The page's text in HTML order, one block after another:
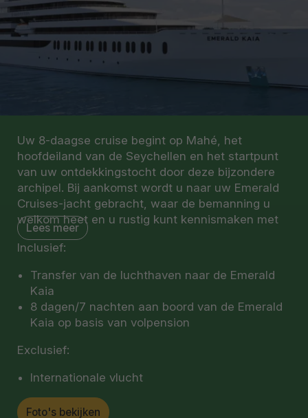
Uw 8-daagse cruise begint op Mahé, het
hoofdeiland van de Seychellen en het startpunt
van uw ontdekkingstocht door deze bijzondere
archipel. Bij aankomst wordt u naar uw Emerald
Cruises-jacht gebracht, waar de bemanning u
welkom heet en u rustig kunt kennismaken met
het schip. Terwijl u zich installeert in uw suite en
het dek verkent, krijgt u direct een eerste indruk
boord. In de loop van de middag licht het schip
het anker en laat u Mahé langzaam achter u, op
weg naar de volgende bestemming.
U vaart richting het rustige Sainte Anne Channel,
dat bekendstaat om zijn heldere water en groene
kennismaking met de natuurlijke schoonheid van
Lees meer
Inclusief:
Transfer van de luchthaven naar de Emerald
Kaia
8 dagen/7 nachten aan boord van de Emerald
Kaia op basis van volpension
Exclusief:
Internationale vlucht
Foto's bekijken